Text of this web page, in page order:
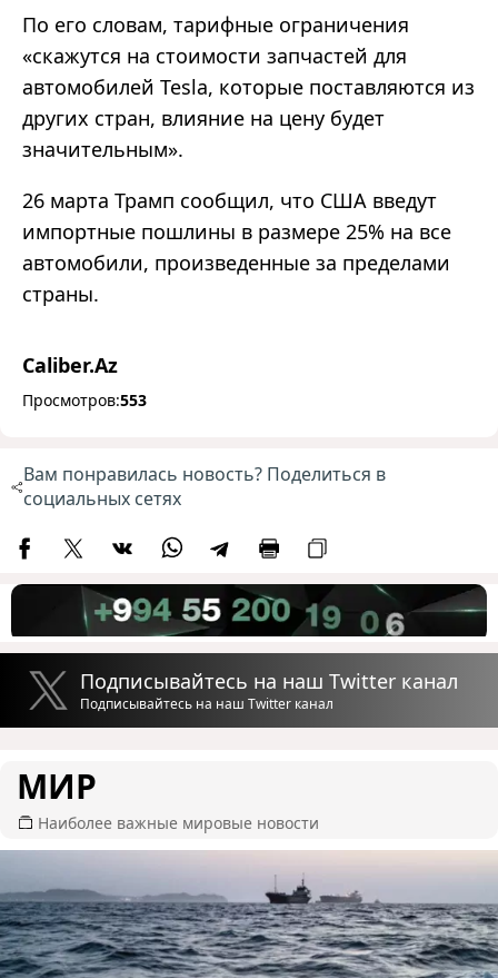
По его словам, тарифные ограничения
«скажутся на стоимости запчастей для
автомобилей Tesla, которые поставляются из
других стран, влияние на цену будет
значительным».
26 марта Трамп сообщил, что США введут
импортные пошлины в размере 25% на все
автомобили, произведенные за пределами
страны.
Caliber.Az
Просмотров:553
Вам понравилась новость? Поделиться в
социальных сетях
Подписывайтесь на наш Twitter канал
Подписывайтесь на наш Twitter канал
МИР
Наиболее важные мировые новости